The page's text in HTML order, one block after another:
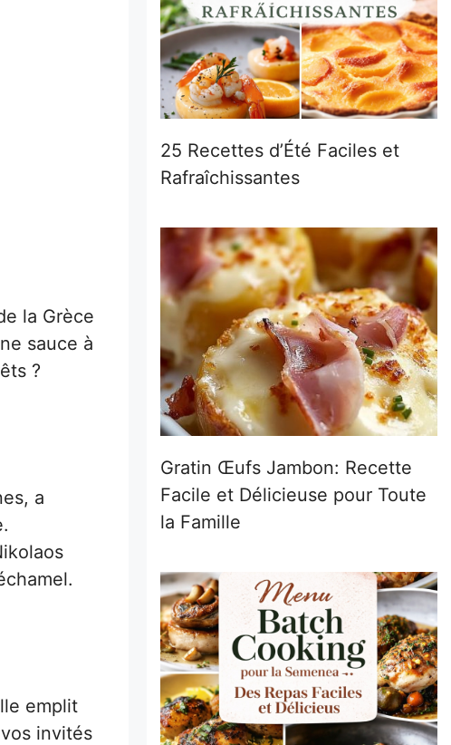
la Grèce
sauce à
?
a
emplit
invités
25 Recettes d’Été Faciles et
Rafraîchissantes
Gratin Œufs Jambon: Recette
Facile et Délicieuse pour Toute
la Famille